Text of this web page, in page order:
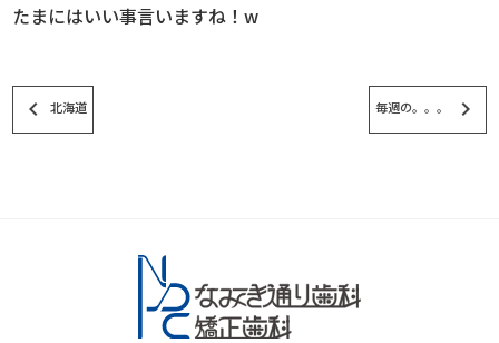
たまにはいい事言いますね！w
keyboard_arrow_left 北海道 毎週の。。。 keyboard_arrow_right